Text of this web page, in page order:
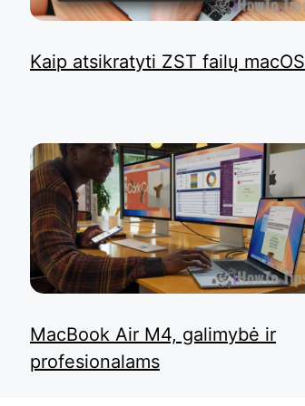
Kaip atsikratyti ZST failų macOS
MacBook Air M4, galimybė ir
profesionalams